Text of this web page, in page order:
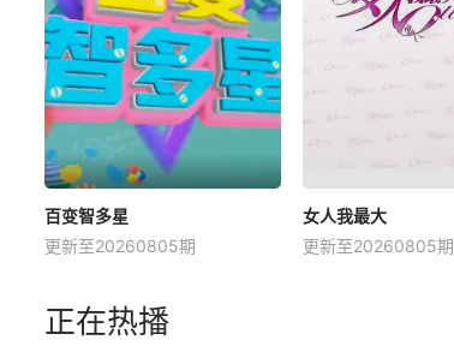
百变智多星
更新至20260805期
女人我最大
更新至20260805期
正在热播